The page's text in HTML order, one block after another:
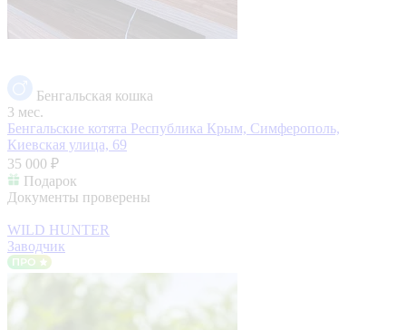
Бенгальская кошка
3 мес.
Бенгальские котята Республика Крым, Симферополь,
Киевская улица, 69
35 000 ₽
Подарок
Документы проверены
WILD HUNTER
Заводчик